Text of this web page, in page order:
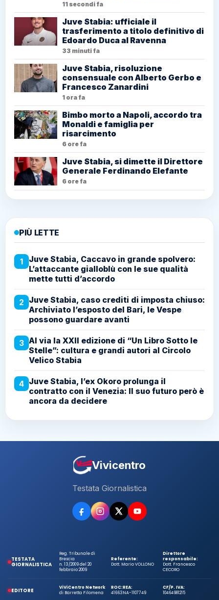
11 secondi fa
Juve Stabia: ufficiale il
trasferimento a titolo definitivo di
Edoardo Duca al Ravenna
33 minuti fa
Juve Stabia, risoluzione
consensuale con Alberto Gerbo e
Francesco Zanardini
1 ora fa
Bimbo morto a Napoli, accordo tra
Monaldi e famiglia per
risarcimento
6 ore fa
Juve Stabia, si dimette il Direttore
Generale Ferdinando Elefante
6 ore fa
PIÙ LETTE
1
Juve Stabia, Caccavo in grande spolvero:
L’attaccante gialloblù con le sue qualità
mette tutti d’accordo
2 Juve Stabia, caso crediti di imposta chiuso:
Archiviato l’esposto del Bari, le Vespe
possono guardare avanti
3 Al via la XXII edizione di “Un Libro Sotto le
Stelle”: cultura e grandi autori al Circolo
Velico Stabia
4 Juve Stabia, l’ex Okoro prolunga il
contratto con il Venezia: Il suo futuro però è
ancora da decidere
Vivicentro
Testata Giornalistica
TESTATA
GIORNALISTICA
Reg. Tribunale di
Brescia
n. 13/2009 del 20
febbraio 2009
Referente:
Dott. Mario VOLLONO
Direttore
responsabile:
Dott. Francesco
CECORO
EDITORE
ViViCentro Network
di Barretta Filomena
ROC:
41663
REA:
NA-1107749
CF/P. IVA:
10464981215